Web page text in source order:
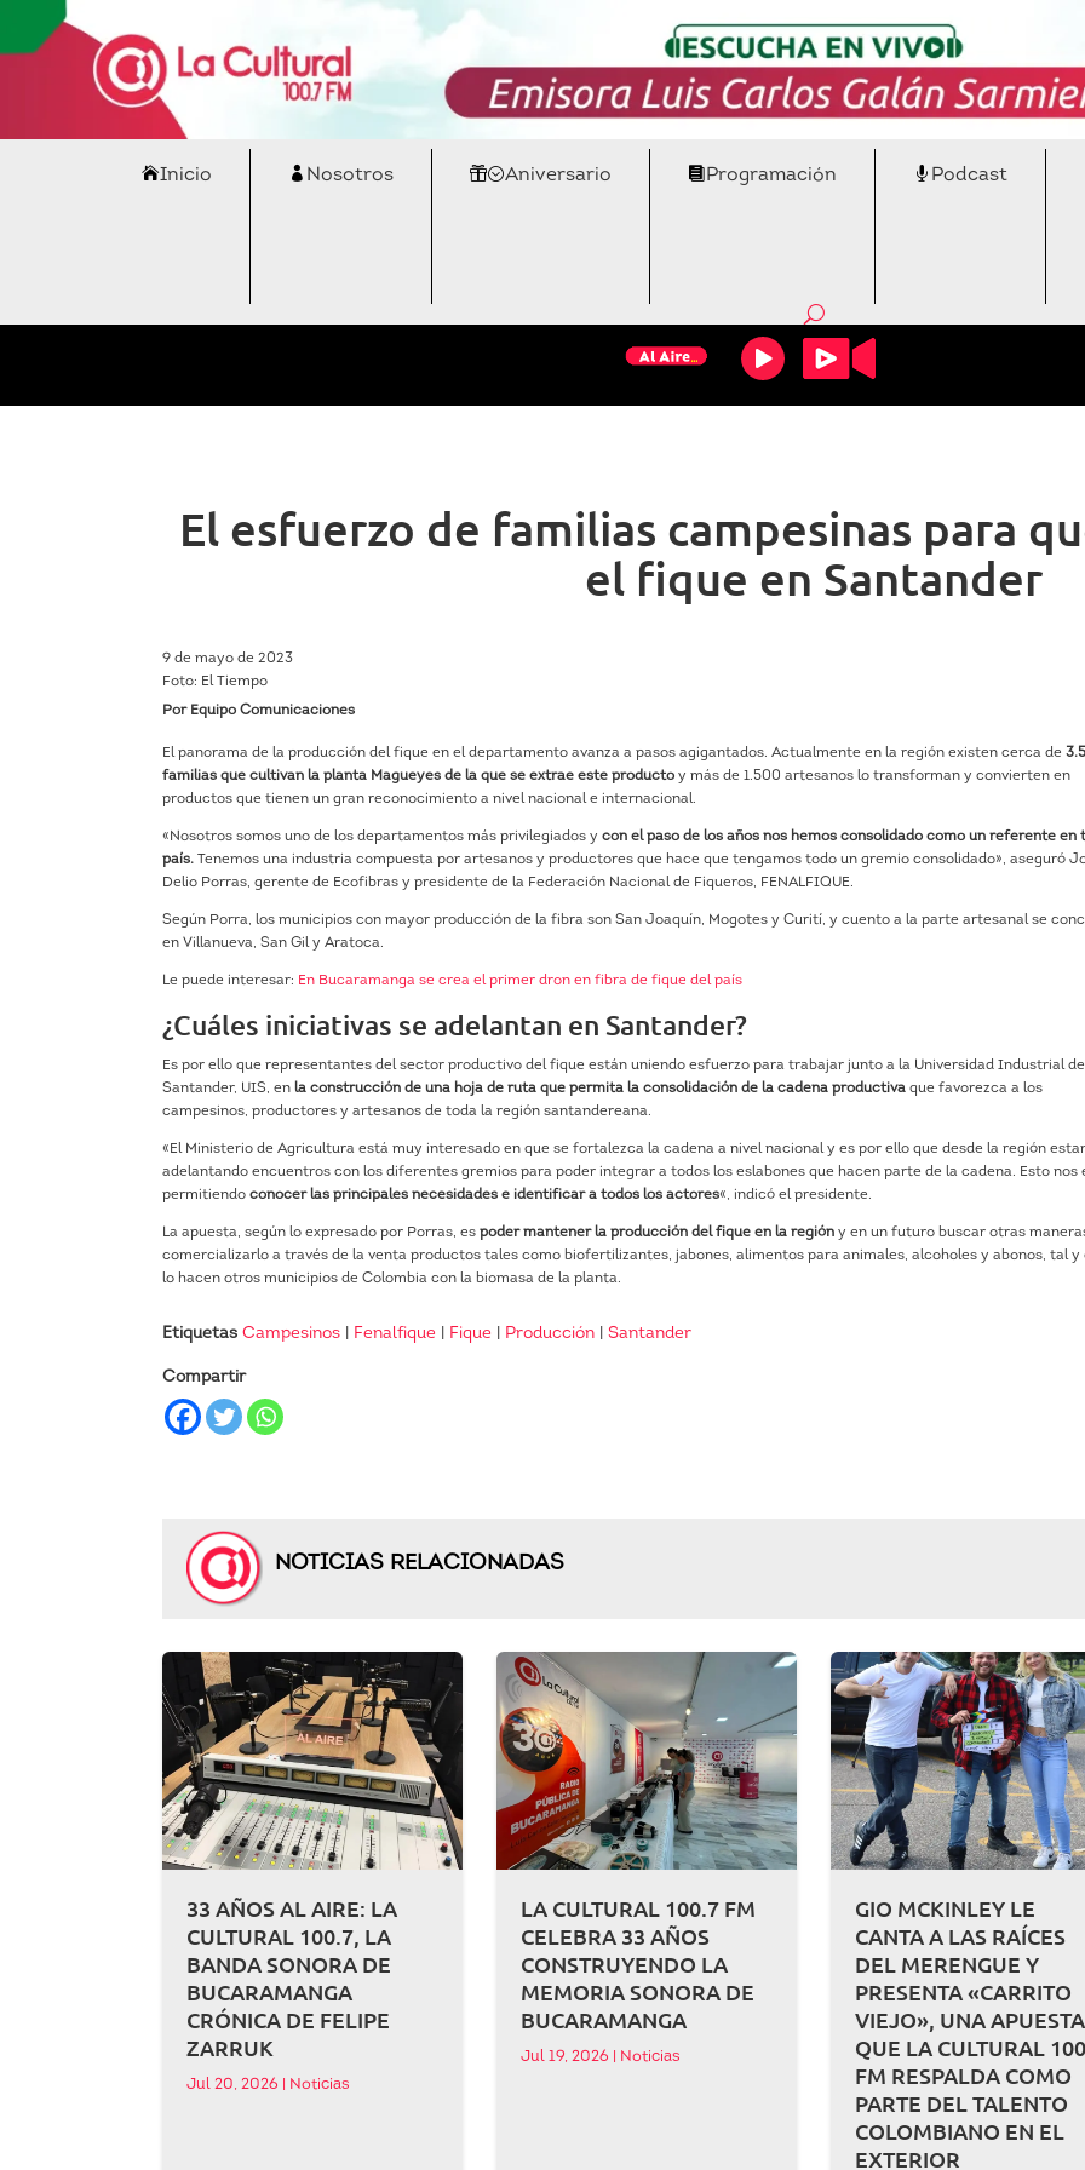
Inicio Nosotros Aniversario Programación Podcast
El esfuerzo de familias campesinas para
el fique en Santander
9 de mayo de 2023
Foto: El Tiempo
Por Equipo Comunicaciones
El panorama de la producción del fique en el departamento avanza a pasos agigantados. Actualmente en la región existen cerca de
familias que cultivan la planta Magueyes de la que se extrae este productoy más de 1.500 artesanos lo transforman y convierten en
productos que tienen un gran reconocimiento a nivel nacional e internacional.
«Nosotros somos uno de los departamentos más privilegiados y con el paso de los años nos hemos consolidado como un referente en
país. Tenemos una industria compuesta por artesanos y productores que hace que tengamos todo un gremio consolidado», aseguró
Delio Porras, gerente de Ecofibras y presidente de la Federación Nacional de Fiqueros, FENALFIQUE.
Según Porra, los municipios con mayor producción de la fibra son San Joaquín, Mogotes y Curití, y cuento a la parte artesanal se
en Villanueva, San Gil y Aratoca.
Le puede interesar: En Bucaramanga se crea el primer dron en fibra de fique del país
¿Cuáles iniciativas se adelantan en Santander?
Es por ello que representantes del sector productivo del fique están uniendo esfuerzo para trabajar junto a la Universidad Industrial de
Santander, UIS, enla construcción de una hoja de ruta que permita la consolidación de la cadena productivaque favorezca a los
campesinos, productores y artesanos de toda la región santandereana.
«El Ministerio de Agricultura está muy interesado en que se fortalezca la cadena a nivel nacional y es por ello que desde la región
adelantando encuentros con los diferentes gremios para poder integrar a todos los eslabones que hacen parte de la cadena. Esto nos
permitiendoconocer las principales necesidades e identificar a todos los actores«, indicó el presidente.
La apuesta, según lo expresado por Porras, espoder mantener la producción del fique en la regióny en un futuro buscar otras
comercializarlo a través de la venta productos tales como biofertilizantes, jabones, alimentos para animales, alcoholes y abonos, tal y
lo hacen otros municipios de Colombia con la biomasa de la planta.
EtiquetasCampesinos Fenalfique Fique Producción |Santander
Compartir
NOTICIAS RELACIONADAS
33 AÑOS AL AIRE: LA
CULTURAL 100.7, LA
BANDA SONORA DE
BUCARAMANGA
CRÓNICA DE FELIPE
ZARRUK
Jul 20, 2026 Noticias
LA CULTURAL 100.7 FM
CELEBRA 33 AÑOS
CONSTRUYENDO LA
MEMORIA SONORA DE
BUCARAMANGA
Jul 19, 2026 Noticias
GIO MCKINLEY LE
CANTA A LAS RAÍCES
DEL MERENGUE Y
PRESENTA «CARRITO
VIEJO», UNA APUESTA
QUE LA CULTURAL
FM RESPALDA COMO
PARTE DEL TALENTO
COLOMBIANO EN EL
EXTERIOR